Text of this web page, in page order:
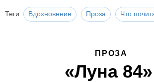
Теги Вдохновение Проза Что
ПРОЗА
«Луна